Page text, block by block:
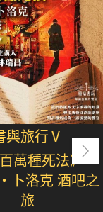
與旅行Ⅴ
百萬種死法》
卜洛克 酒吧之
旅